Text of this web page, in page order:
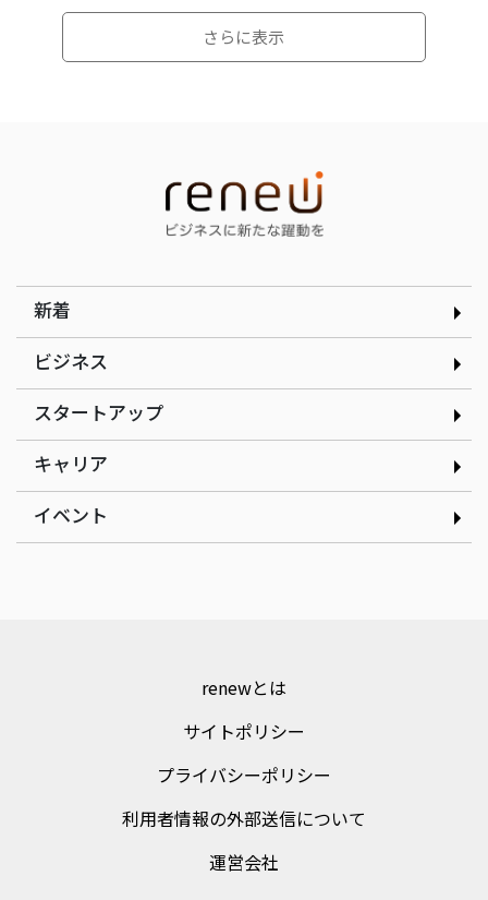
選んだのは就活ではなく学
生起業家の道｜合同会社ド
ルフィン 木下銀次郎さん
顧客の「なぜ」をテクノロ
ジーで可視化する｜
curioph株式会社玉木穣太
インタビュー
現場の改善アイデアを、AI
で資産に変える｜株式会社
ゲンテイ 元堤晴香さん
｜nancle 小林俊貴さん
さらに表示
新着
ビジネス
スタートアップ
キャリア
イベント
renewとは
サイトポリシー
プライバシーポリシー
利用者情報の外部送信について
運営会社